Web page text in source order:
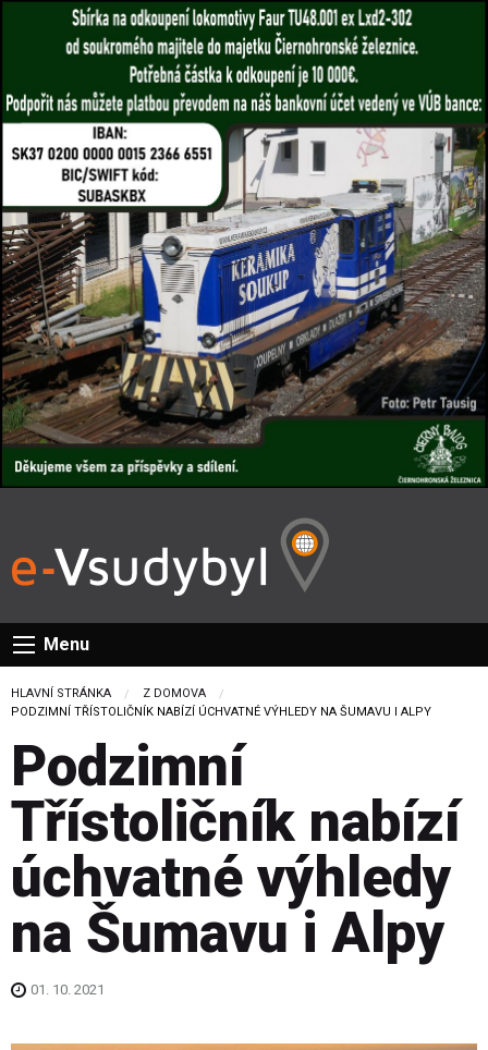
Menu
HLAVNÍ STRÁNKA
Z DOMOVA
CURRENT:
PODZIMNÍ TŘÍSTOLIČNÍK NABÍZÍ ÚCHVATNÉ VÝHLEDY NA ŠUMAVU I ALPY
Podzimní
Třístoličník nabízí
úchvatné výhledy
na Šumavu i Alpy
01. 10. 2021